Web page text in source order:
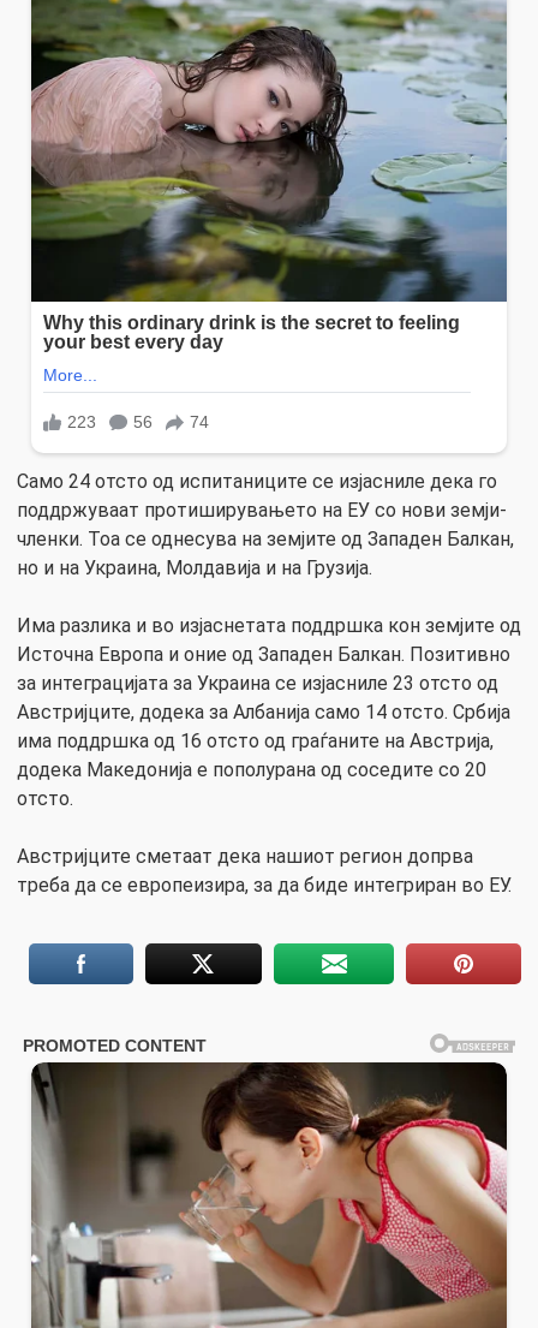
Само 24 отсто од испитаниците се изјасниле дека го
поддржуваат протиширувањето на ЕУ со нови земји-
членки. Тоа се однесува на земјите од Западен Балкан,
но и на Украина, Молдавија и на Грузија.
Има разлика и во изјаснетата поддршка кон земјите од
Источна Европа и оние од Западен Балкан. Позитивно
за интеграцијата за Украина се изјасниле 23 отсто од
Австријците, додека за Албанија само 14 отсто. Србија
има поддршка од 16 отсто од граѓаните на Австрија,
додека Македонија е пополурана од соседите со 20
отсто.
Австријците сметаат дека нашиот регион допрва
треба да се европеизира, за да биде интегриран во ЕУ.